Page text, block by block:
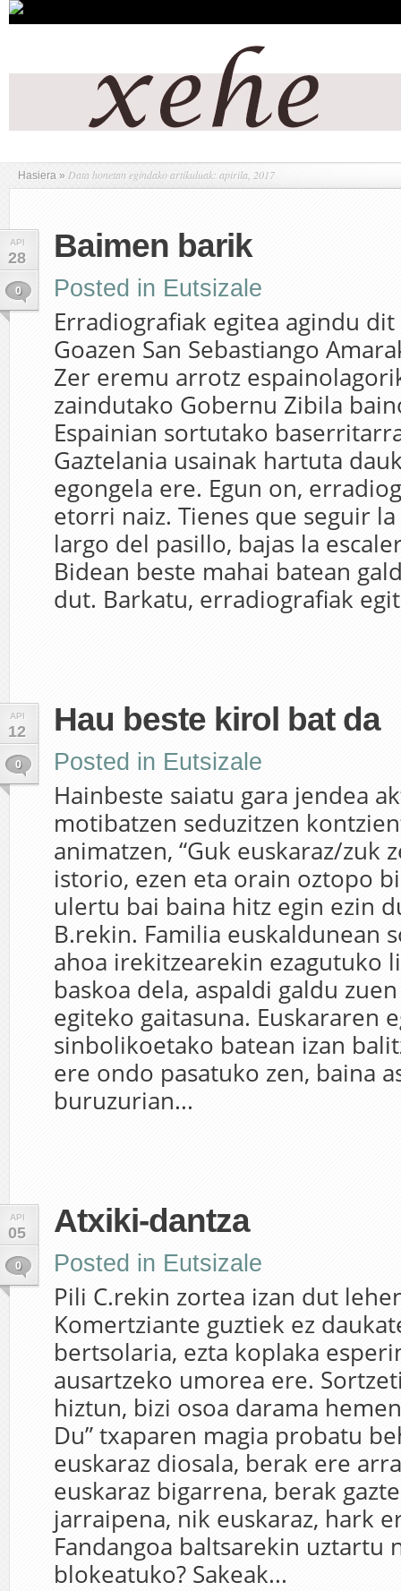
Hasiera » Data honetan egindako artikuluak: apirila, 2017
API
28
0
Baimen barik
Posted in Eutsizale
Erradiografiak egitea agindu
Goazen San Sebastiango
Zer eremu arrotz
zaindutako Gobernu Zibila
Espainian sortutako
Gaztelania usainak hartuta
egongela ere. Egun on,
etorri naiz. Tienes que seguir
largo del pasillo, bajas la
Bidean beste mahai batean
dut. Barkatu, erradiografiak
API
12
0
Hau beste kirol bat da
Posted in Eutsizale
Hainbeste saiatu gara jendea
motibatzen seduzitzen
animatzen, “Guk euskaraz/zuk
istorio, ezen eta orain oztopo
ulertu bai baina hitz egin ezin
B.rekin. Familia euskaldunean
ahoa irekitzearekin ezagutuko
baskoa dela, aspaldi galdu
egiteko gaitasuna. Euskararen
sinbolikoetako batean izan
ere ondo pasatuko zen, baina
buruzurian...
API
05
0
Atxiki-dantza
Posted in Eutsizale
Pili C.rekin zortea izan dut
Komertziante guztiek ez
bertsolaria, ezta koplaka
ausartzeko umorea ere.
hiztun, bizi osoa darama
Du” txaparen magia probatu
euskaraz diosala, berak ere
euskaraz bigarrena, berak
jarraipena, nik euskaraz, hark
Fandangoa baltsarekin uztartu
blokeatuko? Sakeak...